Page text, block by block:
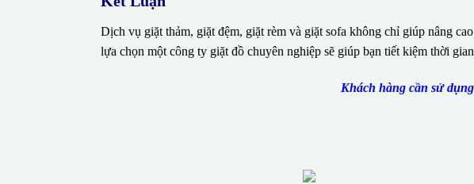
Dịch vụ giặt thảm, giặt đệm, giặt rèm và giặt sofa không chỉ giúp nâng
lựa chọn một công ty giặt đồ chuyên nghiệp sẽ giúp bạn tiết kiệm thời
Khách hàng cần sử